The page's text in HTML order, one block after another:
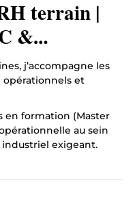
terrain |
&
j’accompagne les
opérationnels et
en formation (Master
au sein
exigeant.
organisation du